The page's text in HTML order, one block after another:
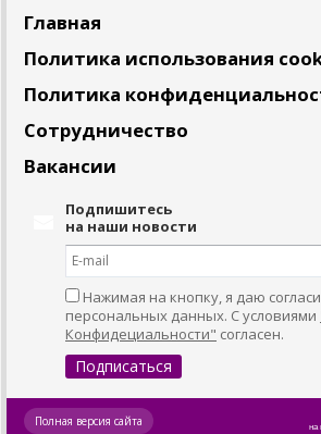
Главная
Политика использования
Политика
Сотрудничество
Вакансии
Подпишитесь
на наши новости
Нажимая на кнопку, я даю
персональных данных. С условиями
Конфидециальности" согласен.
на
Полная версия сайта